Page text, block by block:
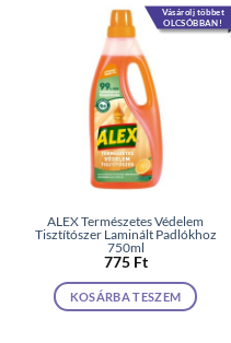
Vásárolj többet
OLCSÓBBAN!
ALEX Természetes Védelem
Tisztítószer Laminált Padlókhoz
750ml
775 Ft
KOSÁRBA TESZEM